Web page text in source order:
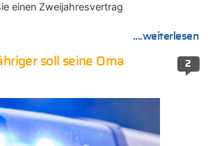
einen Zweijahresvertrag
....weiterlesen
2
soll seine Oma